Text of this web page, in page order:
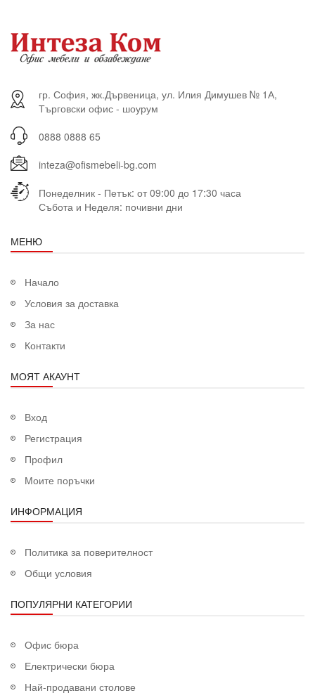
гр. София, жк.Дървеница, ул. Илия Димушев № 1А,
Търговски офис - шоурум
0888 0888 65
inteza@ofismebeli-bg.com
Понеделник - Петък: от 09:00 до 17:30 часа
Събота и Неделя: почивни дни
МЕНЮ
Начало
Условия за доставка
За нас
Контакти
МОЯТ АКАУНТ
Вход
Регистрация
Профил
Моите поръчки
ИНФОРМАЦИЯ
Политика за поверителност
Общи условия
ПОПУЛЯРНИ КАТЕГОРИИ
Офис бюра
Електрически бюра
Най-продавани столове